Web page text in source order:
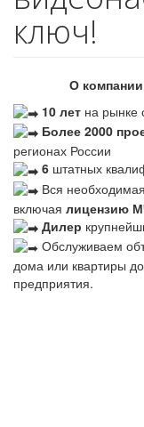
ключ!
О
10 лет на рынке
Более 2000
регионах России
6 штатных
Вся
включая лицензию
Дилер
Обслуживаем
дома или квартиры
предприятия.